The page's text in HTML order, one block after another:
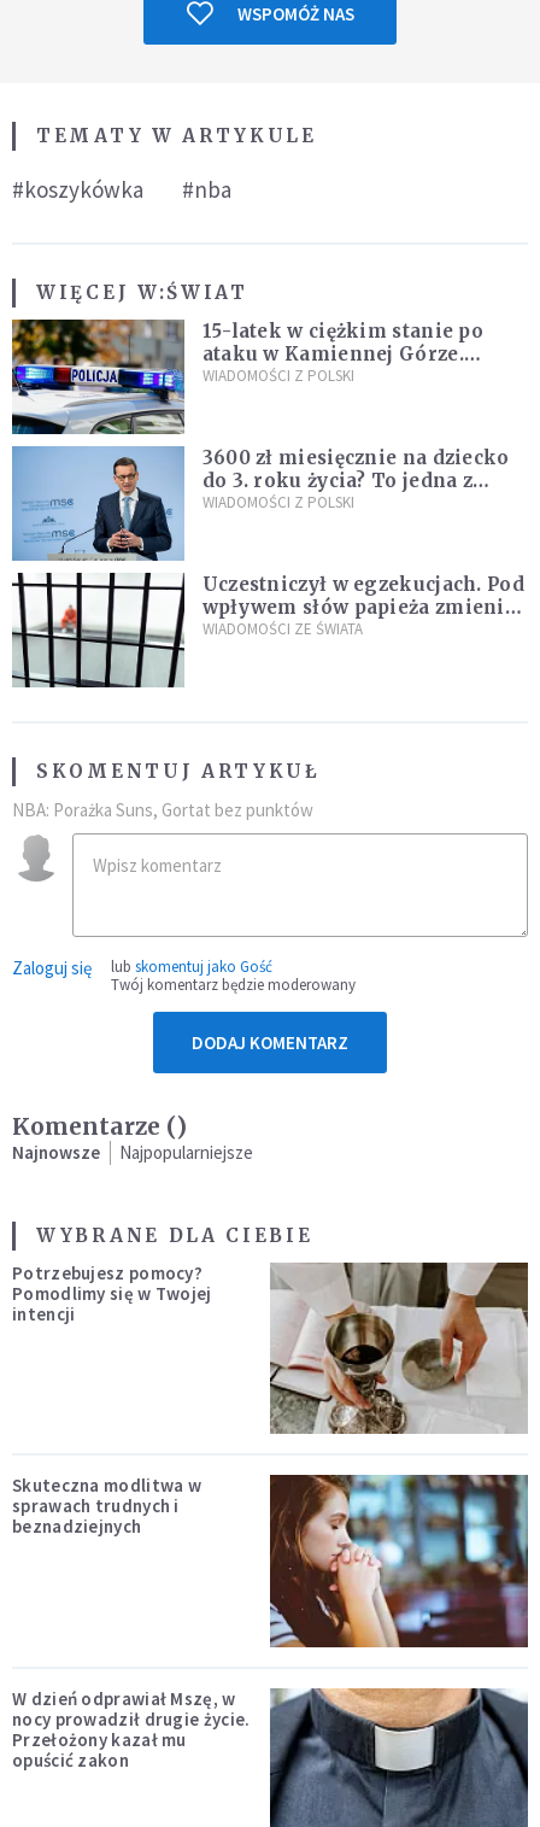
WSPOMÓŻ NAS
TEMATY W ARTYKULE
#koszykówka #nba
WIĘCEJ W:ŚWIAT
15-latek w ciężkim stanie po
ataku w Kamiennej Górze.
Policja zatrzymała dwóch
WIADOMOŚCI Z POLSKI
3600 zł miesięcznie na dziecko
do 3. roku życia? To jedna z
propozycji programu "Rozwój
WIADOMOŚCI Z POLSKI
Uczestniczył w egzekucjach. Pod
wpływem słów papieża zmienił
zdanie
WIADOMOŚCI ZE ŚWIATA
SKOMENTUJ ARTYKUŁ
NBA: Porażka Suns, Gortat bez punktów
Zaloguj się lub skomentuj jako Gość
Twój komentarz będzie moderowany
DODAJ KOMENTARZ
Komentarze ()
Najnowsze Najpopularniejsze
WYBRANE DLA CIEBIE
Potrzebujesz pomocy?
Pomodlimy się w Twojej
intencji
Skuteczna modlitwa w
sprawach trudnych i
beznadziejnych
W dzień odprawiał Mszę, w
nocy prowadził drugie życie.
Przełożony kazał mu
opuścić zakon